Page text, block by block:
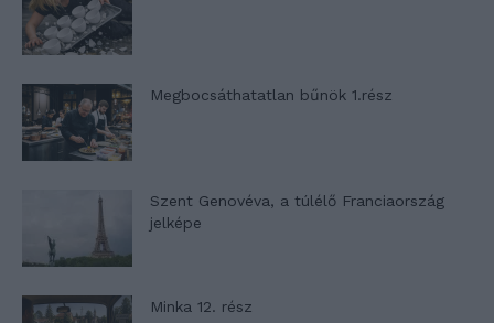
Megbocsáthatatlan bűnök 1.rész
Szent Genovéva, a túlélő Franciaország
jelképe
Minka 12. rész